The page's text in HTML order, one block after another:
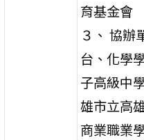
育基金會
３、 協辦
台、化學
子高級中
雄市立高
商業職業